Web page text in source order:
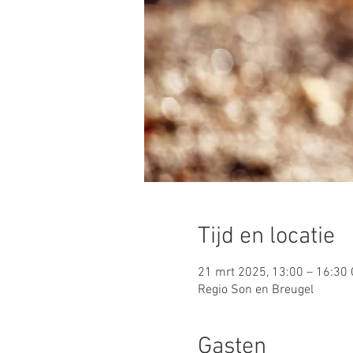
Tijd en locatie
21 mrt 2025, 13:00 – 16:30
Regio Son en Breugel
Gasten